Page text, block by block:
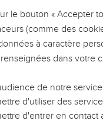
est pure, elle subsiste
que l’or, que
éclairé par eux ; pour
? Pardonne-moi
le bouton « Accepter
(comme des
à caractère
dans votre
de notre service
d'utiliser des
d'entrer en contact